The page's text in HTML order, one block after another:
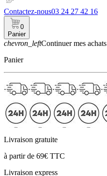
Contactez-nous03 24 27 42 16
0
Panier
chevron_leftContinuer mes achats
Panier
Livraison gratuite
à partir de 69€ TTC
Livraison express